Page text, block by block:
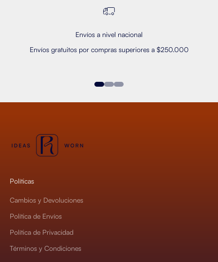
Envíos a nivel nacional
Envíos gratuitos por compras superiores a $250.000
Ir al artículo 1
Ir al artículo 2
Ir al artículo 3
Políticas
Cambios y Devoluciones
Política de Envíos
Política de Privacidad
Términos y Condiciones